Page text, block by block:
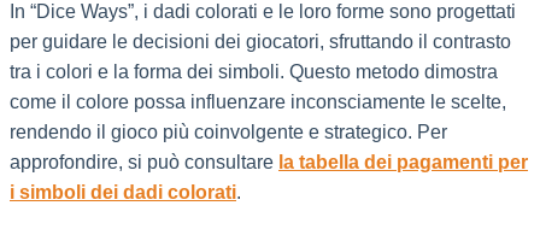
In “Dice Ways”, i dadi colorati e le loro forme sono progettati
per guidare le decisioni dei giocatori, sfruttando il contrasto
tra i colori e la forma dei simboli. Questo metodo dimostra
come il colore possa influenzare inconsciamente le scelte,
rendendo il gioco più coinvolgente e strategico. Per
approfondire, si può consultare la tabella dei pagamenti per
i simboli dei dadi colorati.